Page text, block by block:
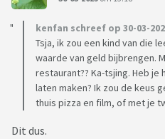
kenfan schreef op 30-03-
Tsja, ik zou een kind van die
waarde van geld bijbrengen.
restaurant?? Ka-tsjing. Heb
laten maken? Ik zou de keus
thuis pizza en film, of met je
Dit dus.